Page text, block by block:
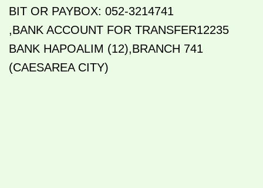
BIT OR PAYBOX: 052-3214741
BANK ACCOUNT FOR TRANSFER12235,
BANK HAPOALIM (12),BRANCH 741
(CAESAREA CITY)